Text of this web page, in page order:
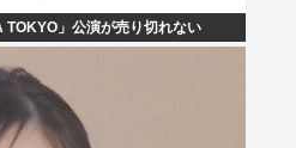
」公演が売り切れない